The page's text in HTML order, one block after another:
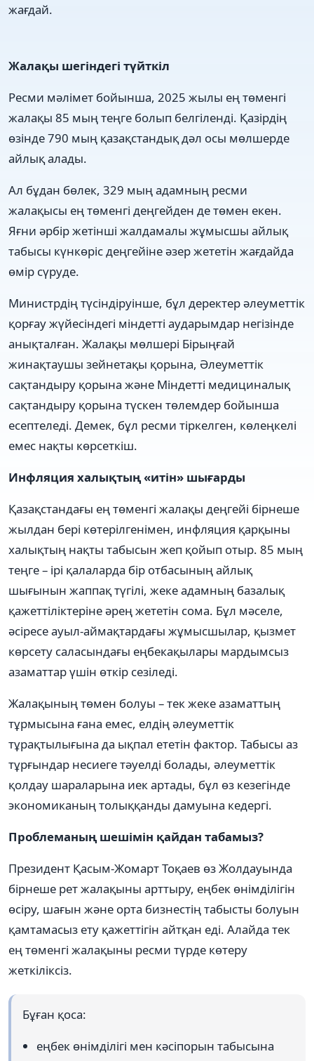
жағдай.
Жалақы шегіндегі түйткіл
Ресми мәлімет бойынша, 2025 жылы ең төменгі
жалақы 85 мың теңге болып белгіленді. Қазірдің
өзінде 790 мың қазақстандық дәл осы мөлшерде
айлық алады.
Ал бұдан бөлек, 329 мың адамның ресми
жалақысы ең төменгі деңгейден де төмен екен.
Яғни әрбір жетінші жалдамалы жұмысшы айлық
табысы күнкөріс деңгейіне әзер жететін жағдайда
өмір сүруде.
Министрдің түсіндіруінше, бұл деректер әлеуметтік
қорғау жүйесіндегі міндетті аударымдар негізінде
анықталған. Жалақы мөлшері Бірыңғай
жинақтаушы зейнетақы қорына, Әлеуметтік
сақтандыру қорына және Міндетті медициналық
сақтандыру қорына түскен төлемдер бойынша
есептеледі. Демек, бұл ресми тіркелген, көлеңкелі
емес нақты көрсеткіш.
Инфляция халықтың «итін» шығарды
Қазақстандағы ең төменгі жалақы деңгейі бірнеше
жылдан бері көтерілгенімен, инфляция қарқыны
халықтың нақты табысын жеп қойып отыр. 85 мың
теңге – ірі қалаларда бір отбасының айлық
шығынын жаппақ түгілі, жеке адамның базалық
қажеттіліктеріне әрең жететін сома. Бұл мәселе,
әсіресе ауыл-аймақтардағы жұмысшылар, қызмет
көрсету саласындағы еңбекақылары мардымсыз
азаматтар үшін өткір сезіледі.
Жалақының төмен болуы – тек жеке азаматтың
тұрмысына ғана емес, елдің әлеуметтік
тұрақтылығына да ықпал ететін фактор. Табысы аз
тұрғындар несиеге тәуелді болады, әлеуметтік
қолдау шараларына иек артады, бұл өз кезегінде
экономиканың толыққанды дамуына кедергі.
Проблеманың шешімін қайдан табамыз?
Президент Қасым-Жомарт Тоқаев өз Жолдауында
бірнеше рет жалақыны арттыру, еңбек өнімділігін
өсіру, шағын және орта бизнестің табысты болуын
қамтамасыз ету қажеттігін айтқан еді. Алайда тек
ең төменгі жалақыны ресми түрде көтеру
жеткіліксіз.
Бұған қоса:
еңбек өнімділігі мен кәсіпорын табысына